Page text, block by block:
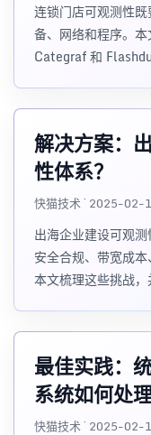
连锁门店可观测性
备、网络和程序。
Categraf 和
解决方案：
性体系？
快猫技术 · 2025-02-
出海企业建设可观
安全合规、带宽成
本文梳理这些挑战
最佳实践：
系统如何处
快猫技术 · 2025-02-